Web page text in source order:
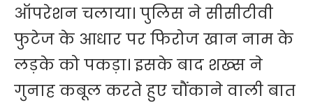
ऑपरेशन चलाया। पुलिस ने सीसीटीवी
फुटेज के आधार पर फिरोज खान नाम के
लड़के को पकड़ा। इसके बाद शख्स ने
गुनाह कबूल करते हुए चौंकाने वाली बात